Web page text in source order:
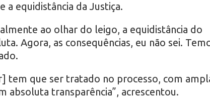
equidistância da Justiça.
ao olhar do leigo, a equidistância do
Agora, as consequências, eu não sei.
tem que ser tratado no processo, com
absoluta transparência”, acrescentou.